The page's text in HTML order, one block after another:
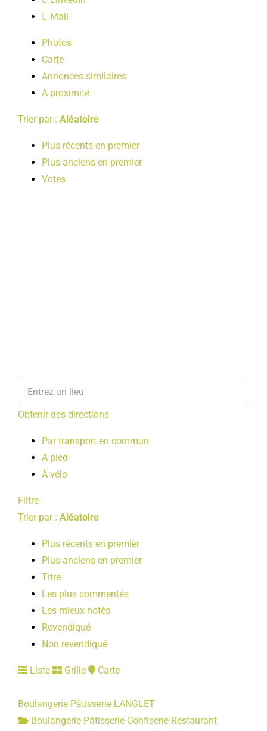
Mail
Photos
Carte
Annonces similaires
A proximité
Trier par : Aléatoire
Plus récents en premier
Plus anciens en premier
Votes
Obtenir des directions
Par transport en commun
A pied
À vélo
Filtre
Trier par : Aléatoire
Plus récents en premier
Plus anciens en premier
Titre
Les plus commentés
Les mieux notés
Revendiqué
Non revendiqué
Liste Grille Carte
Boulangerie Pâtisserie LANGLET
Boulangerie-Pâtisserie-Confiserie-Restaurant